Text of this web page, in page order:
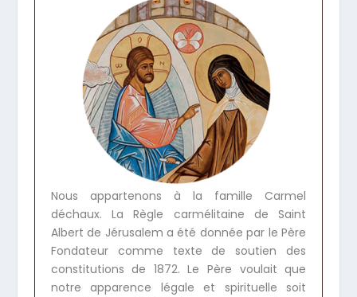
Nous appartenons à la famille Carmel
déchaux. La Règle carmélitaine de Saint
Albert de Jérusalem a été donnée par le Père
Fondateur comme texte de soutien des
constitutions de 1872. Le Père voulait que
notre apparence légale et spirituelle soit